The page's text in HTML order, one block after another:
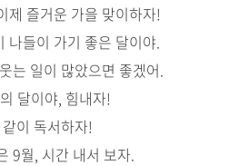
제 즐거운 가을 맞이하자!
나들이 가기 좋은 달이야.
는 일이 많았으면 좋겠어.
달이야, 힘내자!
이 독서하자!
9월, 시간 내서 보자.